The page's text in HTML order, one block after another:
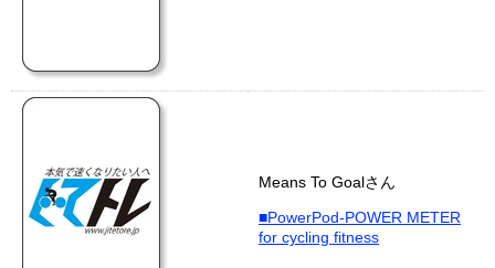
Means To Goalさん
■PowerPod-POWER METER
for cycling fitness